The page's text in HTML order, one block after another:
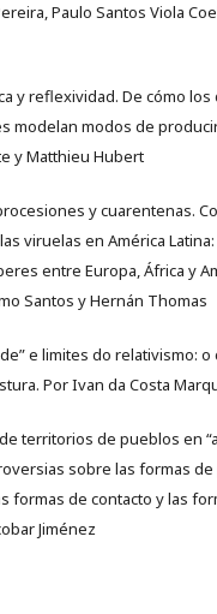
Paulo Santos Viola
y reflexividad. De cómo
modelan modos de
y Matthieu Hubert
y cuarentenas.
viruelas en América
entre Europa, África y
Santos y Hernán Thomas
e limites do relativismo:
Por Ivan da Costa
territorios de pueblos en
sobre las formas
formas de contacto y las
Jiménez